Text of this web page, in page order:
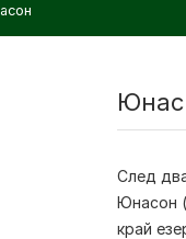
След
Юнасон
край